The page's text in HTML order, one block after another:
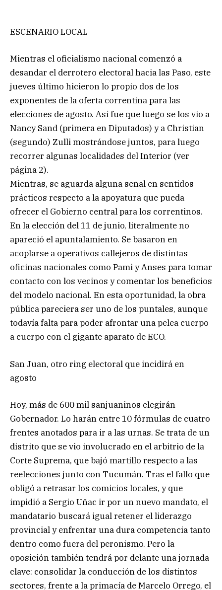
ESCENARIO LOCAL
Mientras el oficialismo nacional comenzó a
desandar el derrotero electoral hacia las Paso, este
jueves último hicieron lo propio dos de los
exponentes de la oferta correntina para las
elecciones de agosto. Así fue que luego se los vio a
Nancy Sand (primera en Diputados) y a Christian
(segundo) Zulli mostrándose juntos, para luego
recorrer algunas localidades del Interior (ver
página 2).
Mientras, se aguarda alguna señal en sentidos
prácticos respecto a la apoyatura que pueda
ofrecer el Gobierno central para los correntinos.
En la elección del 11 de junio, literalmente no
apareció el apuntalamiento. Se basaron en
acoplarse a operativos callejeros de distintas
oficinas nacionales como Pami y Anses para tomar
contacto con los vecinos y comentar los beneficios
del modelo nacional. En esta oportunidad, la obra
pública pareciera ser uno de los puntales, aunque
todavía falta para poder afrontar una pelea cuerpo
a cuerpo con el gigante aparato de ECO.
San Juan, otro ring electoral que incidirá en
agosto
Hoy, más de 600 mil sanjuaninos elegirán
Gobernador. Lo harán entre 10 fórmulas de cuatro
frentes anotados para ir a las urnas. Se trata de un
distrito que se vio involucrado en el arbitrio de la
Corte Suprema, que bajó martillo respecto a las
reelecciones junto con Tucumán. Tras el fallo que
obligó a retrasar los comicios locales, y que
impidió a Sergio Uñac ir por un nuevo mandato, el
mandatario buscará igual retener el liderazgo
provincial y enfrentar una dura competencia tanto
dentro como fuera del peronismo. Pero la
oposición también tendrá por delante una jornada
clave: consolidar la conducción de los distintos
sectores, frente a la primacía de Marcelo Orrego, el